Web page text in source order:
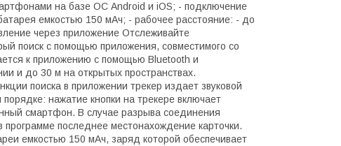
на базе ОС Android и iOS; - подключение
емкостью 150 мАч; - рабочее расстояние: - до
через приложение Отслеживайте
поиск с помощью приложения, совместимого со
к приложению с помощью Bluetooth и
и до 30 м на открытых пространствах.
поиска в приложении трекер издает звуковой
нажатие кнопки на трекере включает
смартфон. В случае разрыва соединения
последнее местонахождение карточки.
емкостью 150 мАч, заряд которой обеспечивает